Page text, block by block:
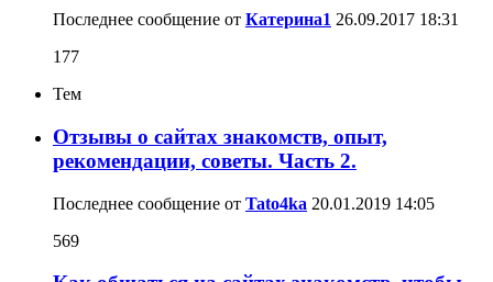
Последнее сообщение от Катерина1 26.09.2017 18:31
177
Тем
Отзывы о сайтах знакомств, опыт,
рекомендации, советы. Часть 2.
Последнее сообщение от Tato4ka 20.01.2019 14:05
569